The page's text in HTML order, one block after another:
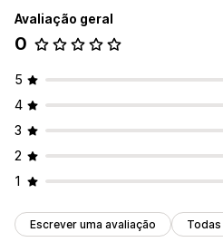
Avaliação geral
0
5
4
3
2
1
Escrever uma avaliação